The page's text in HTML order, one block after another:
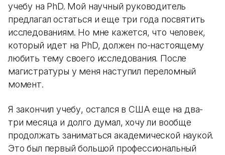
учебу на PhD. Мой научный руководитель
предлагал остаться и еще три года посвятить
исследованиям. Но мне кажется, что человек,
который идет на PhD, должен по-настоящему
любить тему своего исследования. После
магистратуры у меня наступил переломный
момент.
Я закончил учебу, остался в США еще на два-
три месяца и долго думал, хочу ли вообще
продолжать заниматься академической наукой.
Это был первый большой профессиональный